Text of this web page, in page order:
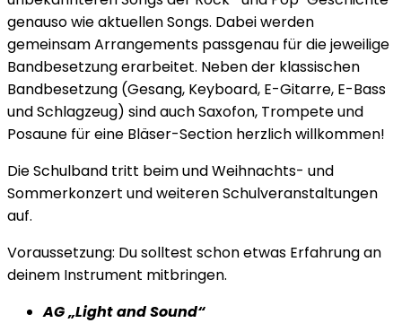
genauso wie aktuellen Songs. Dabei werden
gemeinsam Arrangements passgenau für die jeweilige
Bandbesetzung erarbeitet. Neben der klassischen
Bandbesetzung (Gesang, Keyboard, E-Gitarre, E-Bass
und Schlagzeug) sind auch Saxofon, Trompete und
Posaune für eine Bläser-Section herzlich willkommen!
Die Schulband tritt beim und Weihnachts- und
Sommerkonzert und weiteren Schulveranstaltungen
auf.
Voraussetzung: Du solltest schon etwas Erfahrung an
deinem Instrument mitbringen.
AG „Light and Sound“